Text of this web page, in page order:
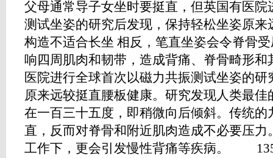
父母通常导子女坐时要挺直，但英国有医
测试坐姿的研究后发现，保持轻松坐姿原
构造不适合长坐 相反，笔直坐姿会令脊骨
响四周肌肉和韧带，造成背痛、脊骨畸形
医院进行全球首次以磁力共振测试坐姿的
原来远较挺直腰板健康。研究发现人类最
在一百三十五度，即稍微向后倾斜。传统
直，反而对脊骨和附近肌肉造成不必要压
工作下，更会引发慢性背痛等疾病。